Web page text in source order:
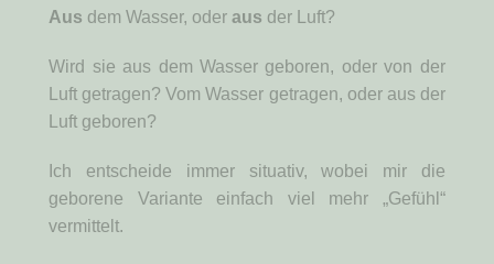
Aus dem Wasser, oderaus der Luft?
Wird sie aus dem Wasser geboren, oder von der
Luft getragen? Vom Wasser getragen, oder aus der
Luft geboren?
Ich entscheide immer situativ, wobei mir die
geborene Variante einfach viel mehr „Gefühl“
vermittelt.